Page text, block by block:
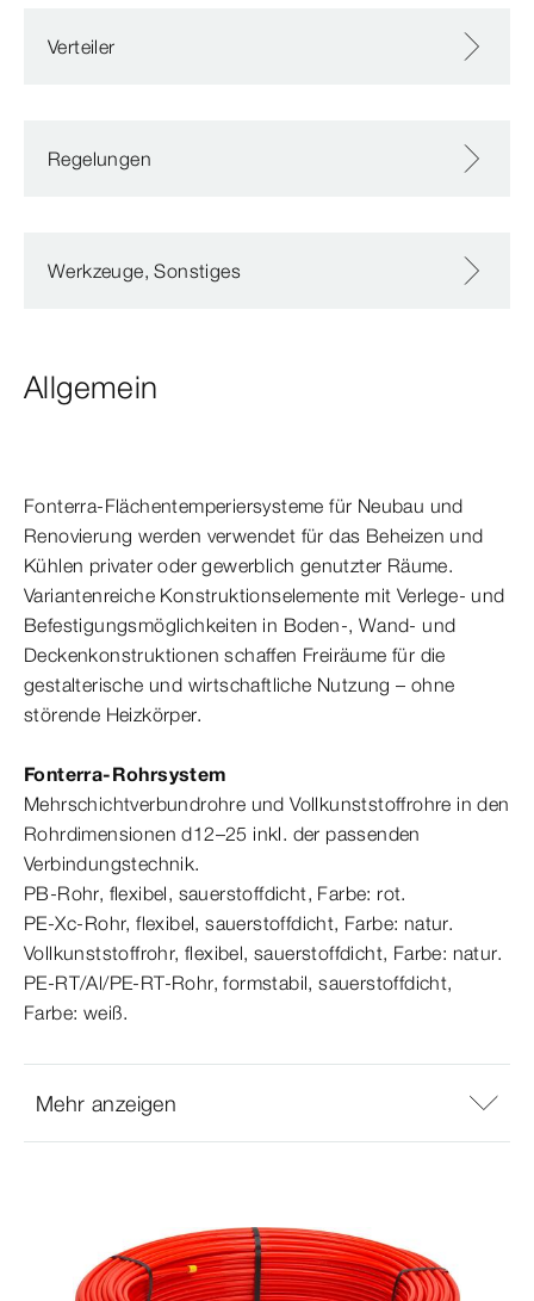
Verteiler
Regelungen
Werkzeuge, Sonstiges
Allgemein
Fonterra-​Flächentemperiersysteme für Neubau und
Renovierung werden verwendet für das Beheizen und
Kühlen privater oder gewerblich genutzter Räume.
Variantenreiche Konstruktionselemente mit Verlege- und
Befestigungsmöglichkeiten in Boden-, Wand- und
Deckenkonstruktionen schaffen Freiräume für die
gestalterische und wirtschaftliche Nutzung – ohne
störende Heizkörper.
Fonterra-​Rohrsystem
Mehrschichtverbundrohre und Vollkunststoffrohre in den
Rohrdimensionen d12–25 inkl. der passenden
Verbindungstechnik.
PB-​Rohr, flexibel, sauerstoffdicht, Farbe: rot.
PE‑Xc‑​⁠Rohr, flexibel, sauerstoffdicht, Farbe: natur.
Vollkunststoffrohr, flexibel, sauerstoffdicht, Farbe: natur.
PE-​RT/Al/PE-​RT-​Rohr, formstabil, sauerstoffdicht,
Farbe: weiß.
Mehr anzeigen